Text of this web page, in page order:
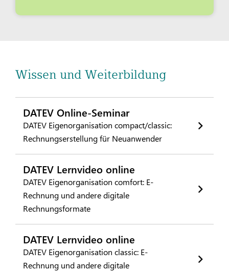
Wissen und Weiterbildung
DATEV Online-Seminar
DATEV Eigenorganisation compact/classic:
Rechnungserstellung für Neuanwender
DATEV Lernvideo online
DATEV Eigenorganisation comfort: E-
Rechnung und andere digitale
Rechnungsformate
DATEV Lernvideo online
DATEV Eigenorganisation classic: E-
Rechnung und andere digitale